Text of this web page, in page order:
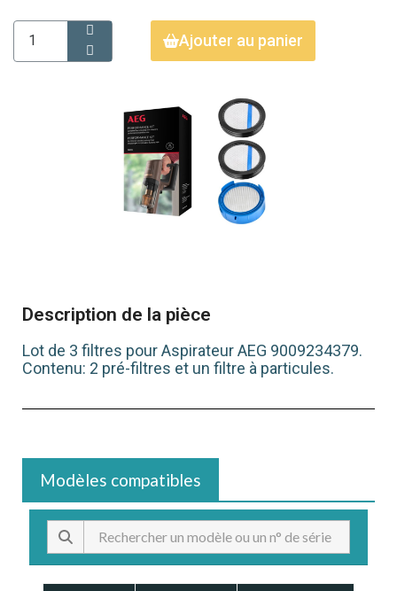
Ajouter au panier
Description de la pièce
Lot de 3 filtres pour Aspirateur AEG 9009234379.
Contenu: 2 pré-filtres et un filtre à particules.
Modèles compatibles